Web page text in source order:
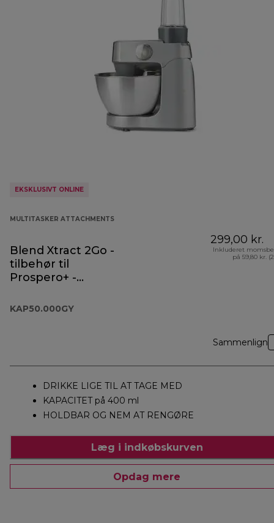
EKSKLUSIVT ONLINE
MULTITASKER ATTACHMENTS
Blend Xtract 2Go -
tilbehør til
Prospero+ -
KAP50.000GY
299,00 kr.
Inkluderet
på 59,80 kr.
Sammenlign
DRIKKE LIGE TIL AT TAGE MED
KAPACITET på 400 ml
HOLDBAR OG NEM AT RENGØRE
Læg i indkøbskurven
Opdag mere